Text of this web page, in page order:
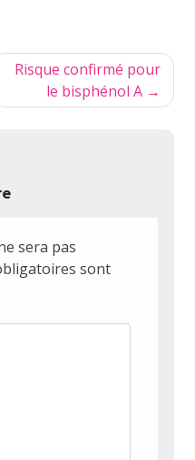
Risque confirmé pour
le bisphénol A
sera pas
sont